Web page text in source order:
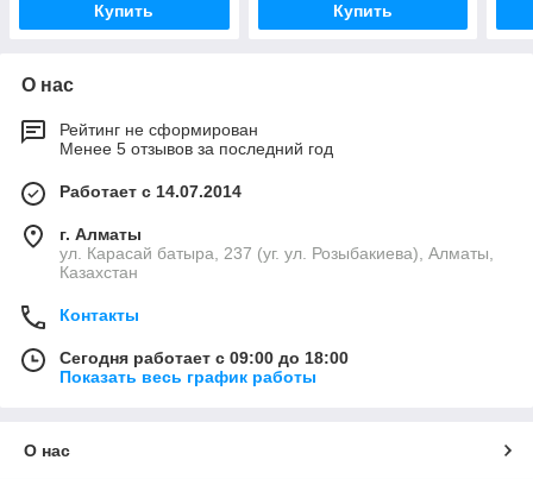
Купить Купить
О нас
Рейтинг не сформирован
Менее 5 отзывов за последний год
Работает с 14.07.2014
г. Алматы
ул. Карасай батыра, 237 (уг. ул. Розыбакиева), Алматы,
Казахстан
Контакты
Сегодня работает с 09:00 до 18:00
Показать весь график работы
О нас